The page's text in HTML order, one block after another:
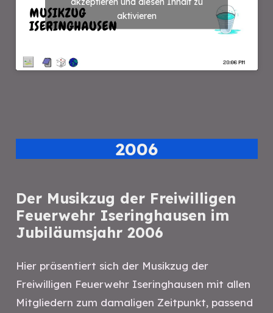
aktivieren
2006
Der Musikzug der Freiwilligen
Feuerwehr Iseringhausen im
Jubiläumsjahr 2006
Hier präsentiert sich der Musikzug der
Freiwilligen Feuerwehr Iseringhausen mit allen
Mitgliedern zum damaligen Zeitpunkt, passend